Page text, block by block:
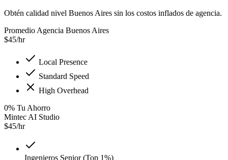
Obtén calidad nivel Buenos Aires sin los costos inflados de agencia.
Promedio Agencia Buenos Aires
$45/hr
Local Presence
Standard Speed
High Overhead
0% Tu Ahorro
Mintec AI Studio
$45/hr
Ingenieros Senior (Top 1%)